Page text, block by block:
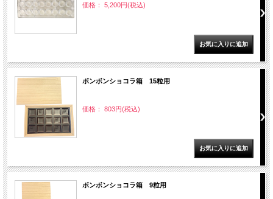
価格： 5,200円(税込)
ボンボンショコラ箱 15粒用
価格： 803円(税込)
ボンボンショコラ箱 9粒用